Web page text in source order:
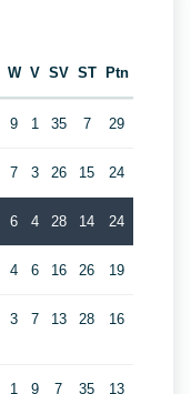
W V SV ST Ptn
9 1 35 7 29
7 3 26 15 24
6 4 28 14 24
4 6 16 26 19
3 7 13 28 16
1 9 7 35 13